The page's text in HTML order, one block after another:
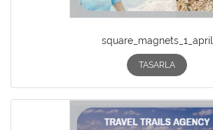
square_magnets_1_april
TASARLA